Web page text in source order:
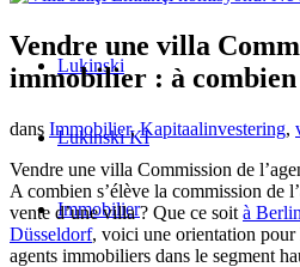
Lukinski
Lukinski KI
Immobilier
Vendre une villa
immobilier : à combien
dans Immobilier,Kapitaalinvestering,
Vendre une villa Commission de
A combien s’élève la commission de
vente d’une villa ? Que ce soit à Berlin
Düsseldorf, voici une orientation pour
agents immobiliers dans le segment